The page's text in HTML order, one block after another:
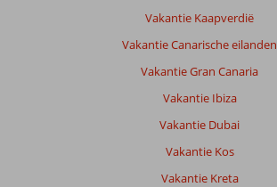
Vakantie Kaapverdië
Vakantie Canarische eilanden
Vakantie Gran Canaria
Vakantie Ibiza
Vakantie Dubai
Vakantie Kos
Vakantie Kreta